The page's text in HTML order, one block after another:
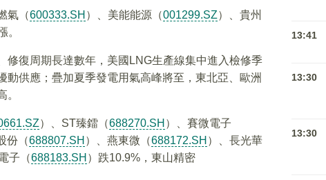
氣（600333.SH ）、美能能源（001299.SZ）、貴州
。
復周期長達數年，美國LNG生產線集中進入檢修季
供應；疊加夏季發電用氣高峰將至，東北亞、歐洲
。
）、ST臻鐳（688270.SH ）、賽微電子
份（688807.SH ）、燕東微（688172.SH ）、長光華
子（688183.SH ）跌10.9%，東山精密
13:41
13:30
13:30